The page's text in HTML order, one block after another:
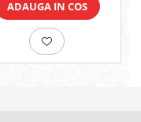
ADAUGA IN COS